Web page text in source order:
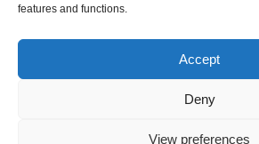
features and functions.
Accept
Deny
View preferences